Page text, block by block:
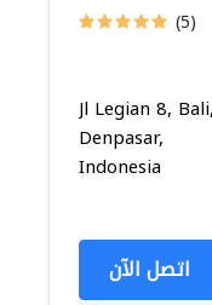
(5)
Jl Legian 8, Bali,
Denpasar,
Indonesia
اتصل الآن